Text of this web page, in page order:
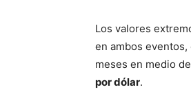
Los valores
en ambos
meses en medio
por dólar.